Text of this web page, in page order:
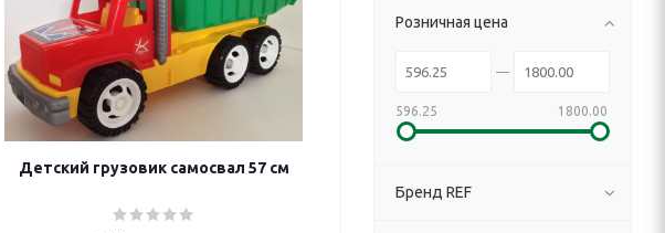
Детский грузовик самосвал 57 см
Розничная цена
596.25 1800.00
Бренд REF